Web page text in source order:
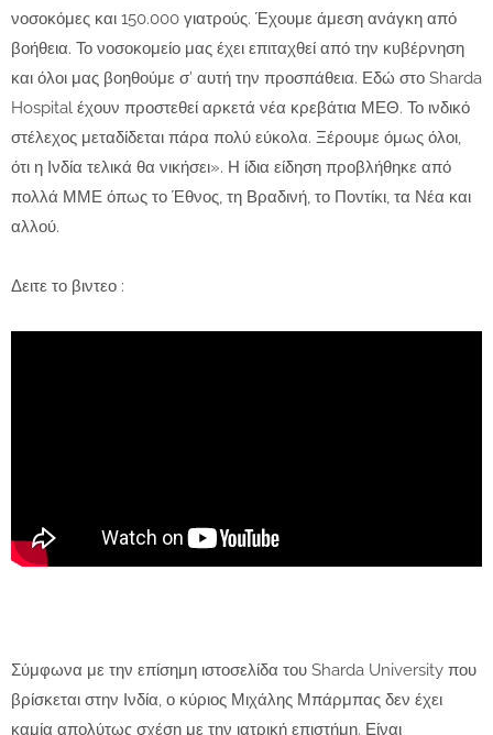
νοσοκόμες και 150.000 γιατρούς. Έχουμε άμεση ανάγκη από
βοήθεια. Το νοσοκομείο μας έχει επιταχθεί από την κυβέρνηση
και όλοι μας βοηθούμε σ’ αυτή την προσπάθεια. Εδώ στο Sharda
Hospital έχουν προστεθεί αρκετά νέα κρεβάτια ΜΕΘ. Το ινδικό
στέλεχος μεταδίδεται πάρα πολύ εύκολα. Ξέρουμε όμως όλοι,
ότι η Ινδία τελικά θα νικήσει». Η ίδια είδηση προβλήθηκε από
πολλά ΜΜΕ όπως το Έθνος, τη Βραδινή, το Ποντίκι, τα Νέα και
αλλού.
Δειτε το βιντεο :
Σύμφωνα με την επίσημη ιστοσελίδα του Sharda University που
βρίσκεται στην Ινδία, ο κύριος Μιχάλης Μπάρμπας δεν έχει
καμία απολύτως σχέση με την ιατρική επιστήμη. Είναι